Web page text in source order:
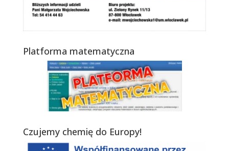
Platforma matematyczna
Czujemy chemię do Europy!